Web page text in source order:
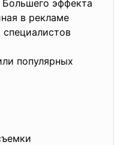
эффекта
в рекламе
популярных